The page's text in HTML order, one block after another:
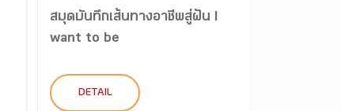
สมุดบันทึกเส้นทางอาชีพสู่ฝัน I
want to be
DETAIL